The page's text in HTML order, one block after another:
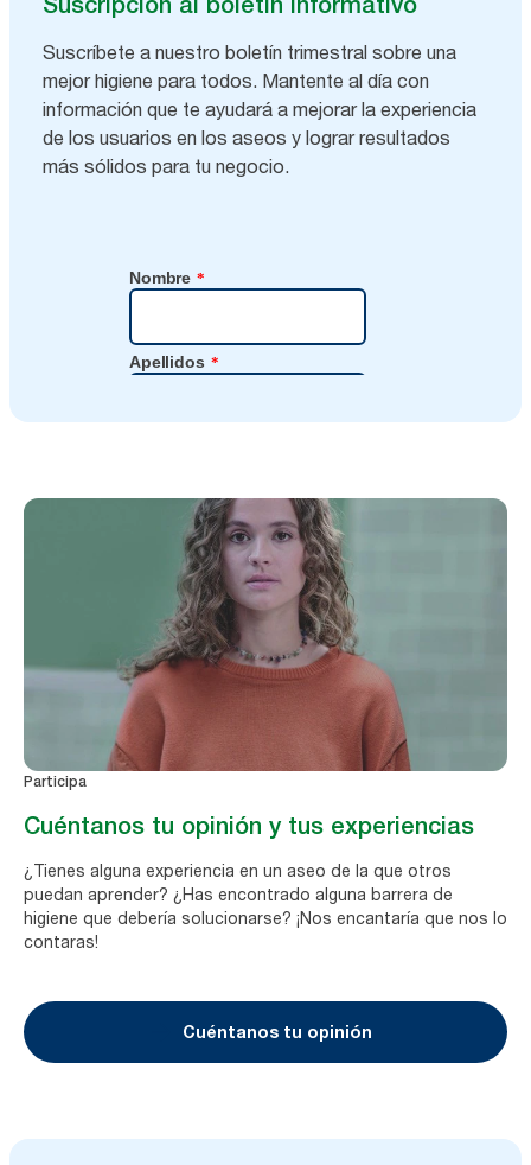
Suscríbete a nuestro boletín trimestral sobre una
mejor higiene para todos. Mantente al día con
información que te ayudará a mejorar la experiencia
de los usuarios en los aseos y lograr resultados
más sólidos para tu negocio.
Participa
Cuéntanos tu opinión y tus experiencias
¿Tienes alguna experiencia en un aseo de la que otros
puedan aprender? ¿Has encontrado alguna barrera de
higiene que debería solucionarse? ¡Nos encantaría que nos lo
contaras!
Cuéntanos tu opinión